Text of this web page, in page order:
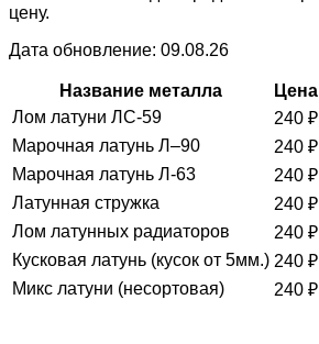
цену.
Дата обновление: 09.08.26
Название металла
Цена
Лом латуни ЛС-59
240 ₽
Марочная латунь Л–90
240 ₽
Марочная латунь Л-63
240 ₽
Латунная стружка
240 ₽
Лом латунных радиаторов
240 ₽
Кусковая латунь (кусок от 5мм.) 240 ₽
Микс латуни (несортовая)
240 ₽